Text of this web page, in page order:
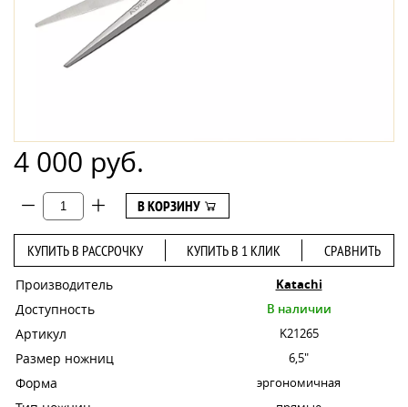
4 000 руб.
В КОРЗИНУ
КУПИТЬ В РАССРОЧКУ КУПИТЬ В 1 КЛИК СРАВНИТЬ
Производитель Katachi
Доступность В наличии
Артикул K21265
Размер ножниц 6,5"
Форма эргономичная